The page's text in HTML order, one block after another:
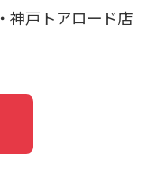
神戸トアロード店